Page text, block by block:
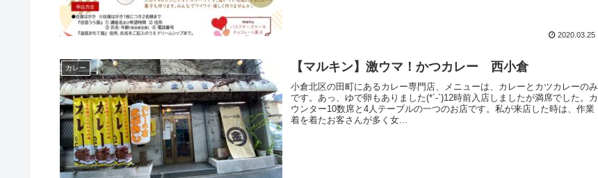
2020.03.25
カレー 【マルキン】激ウマ！かつカレー 西小倉
小倉北区の田町にあるカレー専門店、メニューは、カレーとカツカレーのみ
です。あっ、ゆで卵もありました(*´-`)12時前入店しましたが満席でした。カ
ウンター10数席と4人テーブルの一つのお店です。私が来店した時は、作業
着を着たお客さんが多く女...